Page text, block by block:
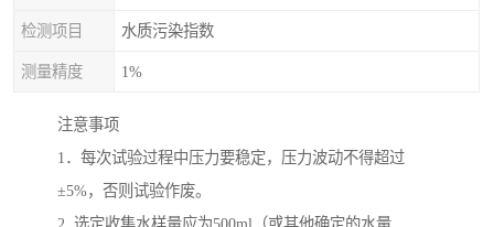
检测项目 水质污染指数
测量精度 1%
注意事项
1．每次试验过程中压力要稳定，压力波动不得超过
±5%，否则试验作废。